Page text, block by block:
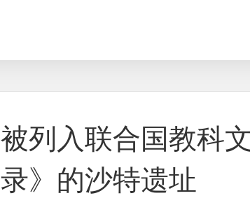
被列入联合国教科
录》的沙特遗址